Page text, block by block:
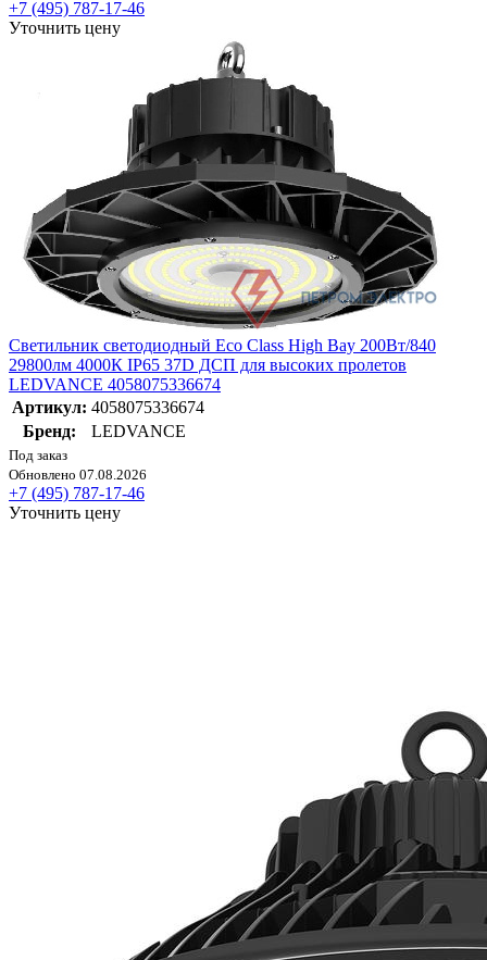
+7 (495) 787-17-46
Уточнить цену
Светильник светодиодный Eco Class High Bay 200Вт/840
29800лм 4000К IP65 37D ДСП для высоких пролетов
LEDVANCE 4058075336674
Артикул: 4058075336674
Бренд:
LEDVANCE
Под заказ
Обновлено 07.08.2026
+7 (495) 787-17-46
Уточнить цену